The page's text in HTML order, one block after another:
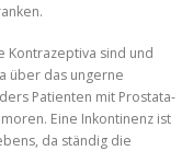
Kontrazeptiva sind und
über das ungerne
Patienten mit Prostata-
Eine Inkontinenz ist
da ständig die